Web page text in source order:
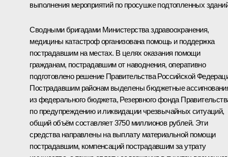
выполнения мероприятий по просушке подтопленных
Сводными бригадами Министерства здравоохранения,
медицины катастроф организована помощь и поддержка
пострадавшим на местах. В целях оказания помощи
гражданам, пострадавшим от наводнения, оперативно
подготовлено решение Правительства Российской
Пострадавшим районам выделены бюджетные
из федерального бюджета, Резервного фонда
по предупреждению и ликвидации чрезвычайных ситуаций,
общий объём составляет 3750 миллионов рублей. Эти
средства направлены на выплату материальной помощи
пострадавшим, компенсаций пострадавшим за утрату